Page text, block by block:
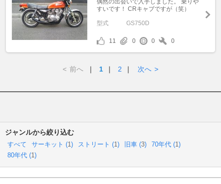
偶然の出会いで入手しました。 乗りや
すいです！ CRキャブですが（笑）
型式 GS750D
11 0 0 0
< 前へ ｜ 1 ｜ 2 ｜ 次へ >
ジャンルから絞り込む
すべて サーキット (1) ストリート (1) 旧車 (3) 70年代 (1)
80年代 (1)